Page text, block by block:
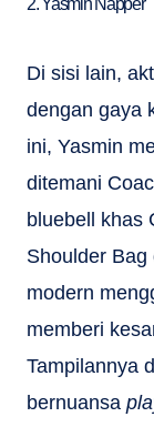
2. Yasmin Napper
Di sisi lain,
dengan gaya
ini, Yasmin
ditemani
bluebell khas
Shoulder
modern
memberi
Tampilannya
bernuansa